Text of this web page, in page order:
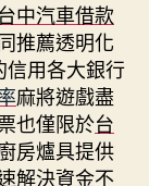
台中汽車借款
推薦透明化
信用各大銀行
麻將遊戲盡
也僅限於台
房爐具提供
解決資金不